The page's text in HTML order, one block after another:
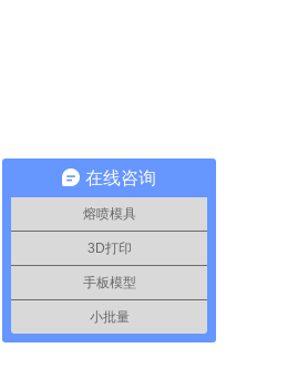
在线咨询
熔喷模具
3D打印
手板模型
小批量